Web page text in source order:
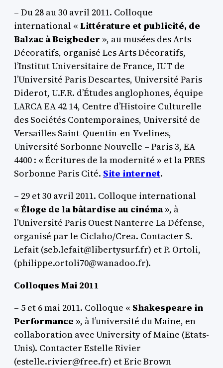
– Du 28 au 30 avril 2011. Colloque
international « Littérature et publicité, de
Balzac à Beigbeder », au musées des Arts
Décoratifs, organisé Les Arts Décoratifs,
l’Institut Universitaire de France, IUT de
l’Université Paris Descartes, Université Paris
Diderot, U.F.R. d’Études anglophones, équipe
LARCA EA 42 14, Centre d’Histoire Culturelle
des Sociétés Contemporaines, Université de
Versailles Saint-Quentin-en-Yvelines,
Université Sorbonne Nouvelle – Paris 3, EA
4400 : « Écritures de la modernité » et la PRES
Sorbonne Paris Cité. Site internet.
– 29 et 30 avril 2011. Colloque international
« Éloge de la bâtardise au cinéma», à
l’Université Paris Ouest Nanterre La Défense,
organisé par le Ciclaho/Crea. Contacter S.
Lefait (seb.lefait@libertysurf.fr) et P. Ortoli,
(philippe.ortoli70@wanadoo.fr).
Colloques Mai 2011
– 5 et 6 mai 2011. Colloque « Shakespeare in
Performance », à l’université du Maine, en
collaboration avec University of Maine (Etats-
Unis). Contacter Estelle Rivier
(estelle.rivier@free.fr) et Eric Brown